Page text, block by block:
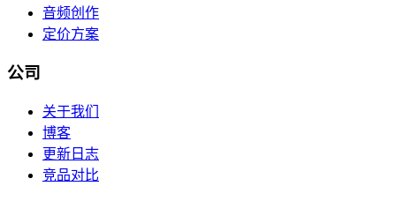
音频创作
定价方案
公司
关于我们
博客
更新日志
竞品对比